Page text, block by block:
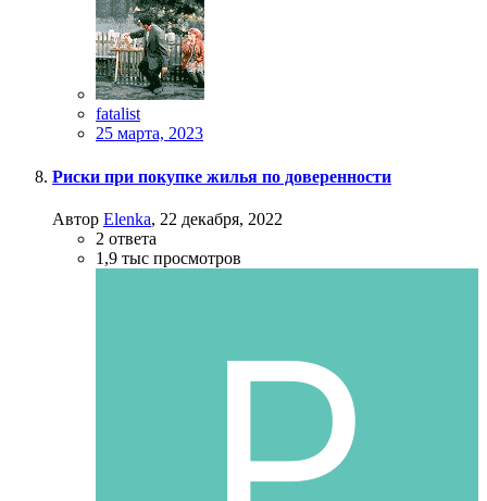
fatalist
25 марта, 2023
Риски при покупке жилья по доверенности
Автор Elenka, 22 декабря, 2022
2 ответа
1,9 тыс просмотров